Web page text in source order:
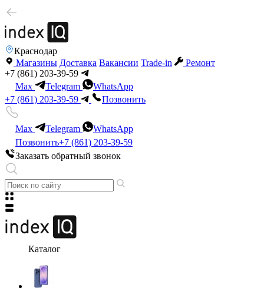
Краснодар
Магазины Доставка Вакансии Trade-in
Ремонт
+7 (861) 203-39-59
Max
Telegram
WhatsApp
+7 (861) 203-39-59
Позвонить
Max Telegram
WhatsApp
Позвонить+7 (861) 203-39-59
Заказать обратный звонок
Каталог